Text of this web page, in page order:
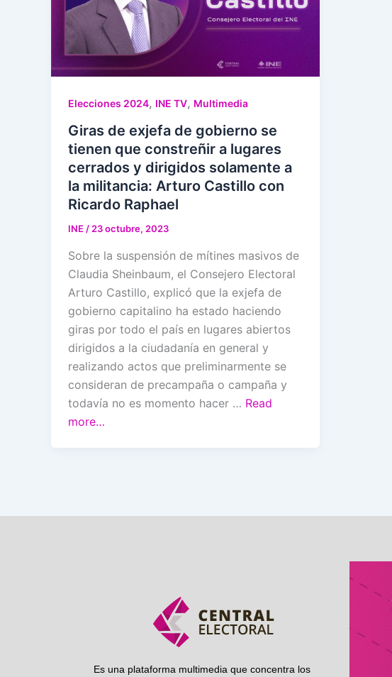
Elecciones 2024, INE TV, Multimedia
Giras de exjefa de gobierno se
tienen que constreñir a lugares
cerrados y dirigidos solamente a
la militancia: Arturo Castillo con
Ricardo Raphael
INE / 23 octubre, 2023
Sobre la suspensión de mítines masivos de
Claudia Sheinbaum, el Consejero Electoral
Arturo Castillo, explicó que la exjefa de
gobierno capitalino ha estado haciendo
giras por todo el país en lugares abiertos
dirigidos a la ciudadanía en general y
realizando actos que preliminarmente se
consideran de precampaña o campaña y
todavía no es momento hacer … Read
more…
Es una plataforma multimedia que concentra los